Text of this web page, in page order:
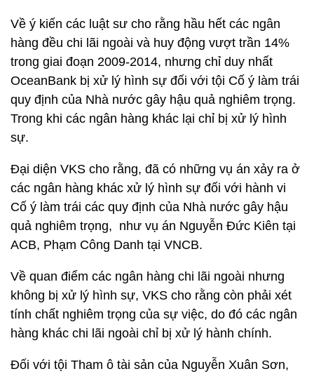
Về ý kiến các luật sư cho rằng hầu hết các ngân
hàng đều chi lãi ngoài và huy động vượt trần 14%
trong giai đoạn 2009-2014, nhưng chỉ duy nhất
OceanBank bị xử lý hình sự đối với tội Cố ý làm trái
quy định của Nhà nước gây hậu quả nghiêm trọng.
Trong khi các ngân hàng khác lại chỉ bị xử lý hình
sự.
Đại diện VKS cho rằng, đã có những vụ án xảy ra ở
các ngân hàng khác xử lý hình sự đối với hành vi
Cố ý làm trái các quy định của Nhà nước gây hậu
quả nghiêm trọng, như vụ án Nguyễn Đức Kiên tại
ACB, Phạm Công Danh tại VNCB.
Về quan điểm các ngân hàng chi lãi ngoài nhưng
không bị xử lý hình sự, VKS cho rằng còn phải xét
tính chất nghiêm trọng của sự việc, do đó các ngân
hàng khác chi lãi ngoài chỉ bị xử lý hành chính.
Đối với tội Tham ô tài sản của Nguyễn Xuân Sơn,